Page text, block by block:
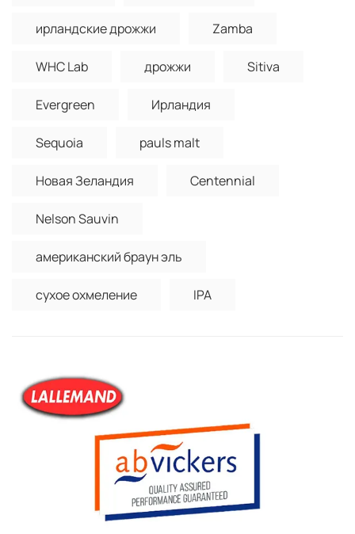
ирландские дрожжи Zamba
WHC Lab дрожжи Sitiva
Evergreen Ирландия
Sequoia pauls malt
Новая Зеландия Centennial
Nelson Sauvin
американский браун эль
сухое охмеление IPA